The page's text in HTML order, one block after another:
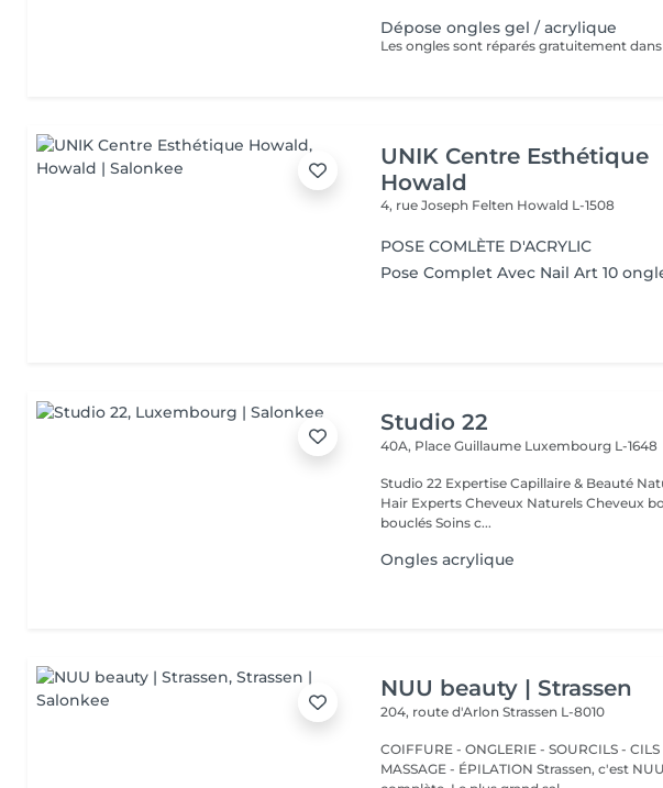
Dépose ongles gel / acrylique
UNIK Centre Esthétique
Howald
4, rue Joseph Felten Howald L-1508
POSE COMLÈTE D'ACRYLIC
Pose Complet Avec Nail Art 10
Studio 22
40A, Place Guillaume Luxembourg L-1648
Studio 22 Expertise Capillaire & Beauté Naturelle All texture Curly
Hair Experts Cheveux Naturels Cheveux bouclés Soins cheveux
bouclés Soins c...
Ongles acrylique
NUU beauty | Strassen
204, route d'ArlonStrassen L-8010
COIFFURE - ONGLERIE - SOURCILS - CILS
MASSAGE - ÉPILATION Strassen, c'est NUU dans sa version la plus